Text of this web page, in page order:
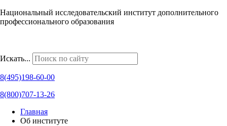
Национальный исследовательский институт дополнительного
профессионального образования
Искать...
8(495)198-60-00
8(800)707-13-26
Главная
Об институте